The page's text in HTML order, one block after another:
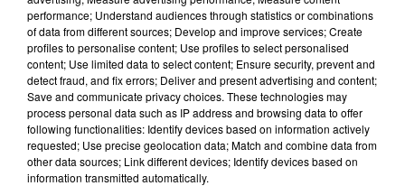
pour l'un des zoos de nos
régions !
Destination Vacances - Gagnez
votre séjour en famille au cœur
de la...
performance; Understand audiences through statistics or combinations
of data from different sources; Develop and improve services; Create
profiles to personalise content; Use profiles to select personalised
content; Use limited data to select content; Ensure security, prevent and
detect fraud, and fix errors; Deliver and present advertising and content;
Save and communicate privacy choices. These technologies may
process personal data such as IP address and browsing data to offer
following functionalities: Identify devices based on information actively
requested; Use precise geolocation data; Match and combine data from
other data sources; Link different devices; Identify devices based on
information transmitted automatically.